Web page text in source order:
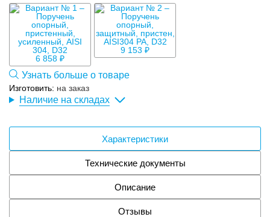
Изготовить: на заказ
6 858 ₽
9 153 ₽
Узнать больше о товаре
Наличие на складах
Характеристики
Технические документы
Описание
Отзывы